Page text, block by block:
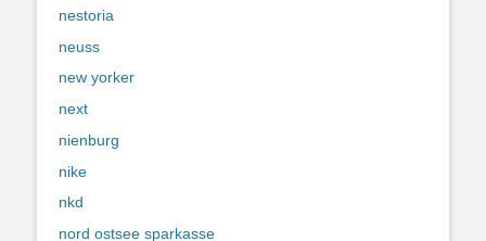
nestoria
neuss
new yorker
next
nienburg
nike
nkd
nord ostsee sparkasse